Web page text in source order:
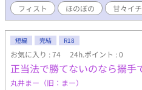
フィスト
ほのぼの 甘々イ
短編 完結 R18
お気に入り : 74 24h.ポイント : 0
正当法で勝てないのなら搦手
丸井まー（旧：まー）